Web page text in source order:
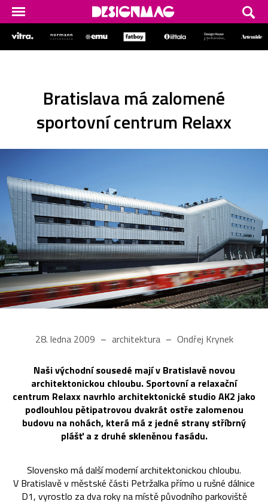
Bratislava má zalomené
sportovní centrum Relaxx
28. ledna 2009 architektura Ondřej Krynek
Naši východní sousedé mají v Bratislavě novou
architektonickou chloubu. Sportovní a relaxační
centrum Relaxx navrhlo architektonické studio AK2 jako
podlouhlou pětipatrovou dvakrát ostře zalomenou
budovu na nohách, která má z jedné strany stříbrný
plášť a z druhé skleněnou fasádu.
Slovensko má další moderní architektonickou chloubu.
V Bratislavě v městské části Petržalka přímo u rušné dálnice
D1, vyrostlo za dva roky na místě původního parkoviště